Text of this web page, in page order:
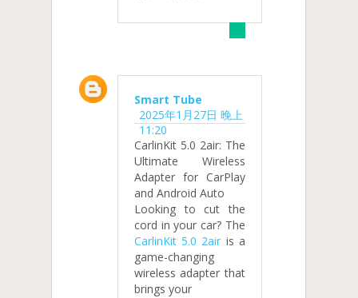
Smart Tube
2025年1月27日 晚上
11:20
CarlinKit 5.0 2air: The
Ultimate Wireless
Adapter for CarPlay
and Android Auto
Looking to cut the
cord in your car? The
CarlinKit 5.0 2air is a
game-changing
wireless adapter that
brings your